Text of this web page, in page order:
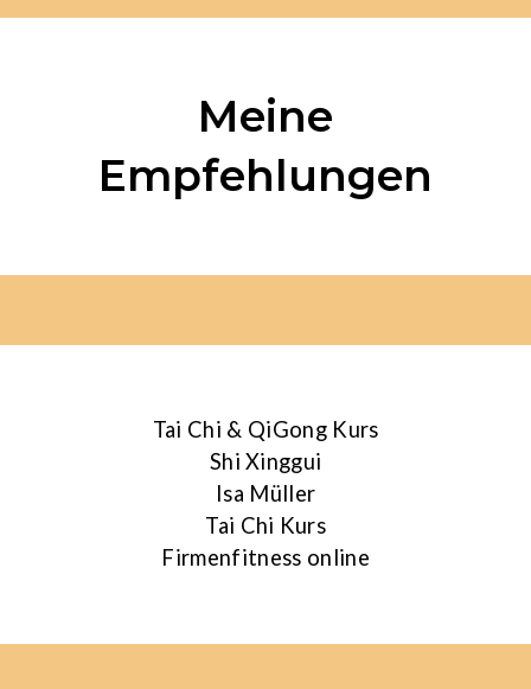
2006 – 2014・Grundkurs Shaolin
Qigong (Chan Meditation)
2010 – 2013・Ausbildung Tai Chi und
Qigong, Deutsche Taichi- Bund Dr.
Stephan Langhoff (Hamburg)
Meine
Empfehlungen
Tai Chi & QiGong Kurs
Shi Xinggui
Isa Müller
Tai Chi Kurs
Firmenfitness online